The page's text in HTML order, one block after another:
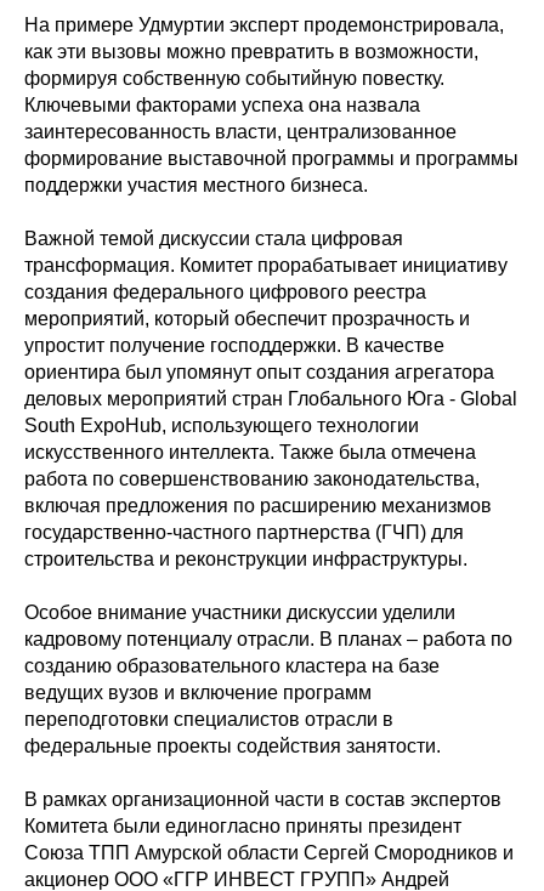
На примере Удмуртии эксперт продемонстрировала,
как эти вызовы можно превратить в возможности,
формируя собственную событийную повестку.
Ключевыми факторами успеха она назвала
заинтересованность власти, централизованное
формирование выставочной программы и программы
поддержки участия местного бизнеса.
Важной темой дискуссии стала цифровая
трансформация. Комитет прорабатывает инициативу
создания федерального цифрового реестра
мероприятий, который обеспечит прозрачность и
упростит получение господдержки. В качестве
ориентира был упомянут опыт создания агрегатора
деловых мероприятий стран Глобального Юга - Global
South ExpoHub, использующего технологии
искусственного интеллекта. Также была отмечена
работа по совершенствованию законодательства,
включая предложения по расширению механизмов
государственно-частного партнерства (ГЧП) для
строительства и реконструкции инфраструктуры.
Особое внимание участники дискуссии уделили
кадровому потенциалу отрасли. В планах – работа по
созданию образовательного кластера на базе
ведущих вузов и включение программ
переподготовки специалистов отрасли в
федеральные проекты содействия занятости.
В рамках организационной части в состав экспертов
Комитета были единогласно приняты президент
Союза ТПП Амурской области Сергей Смородников и
акционер ООО «ГГР ИНВЕСТ ГРУПП» Андрей